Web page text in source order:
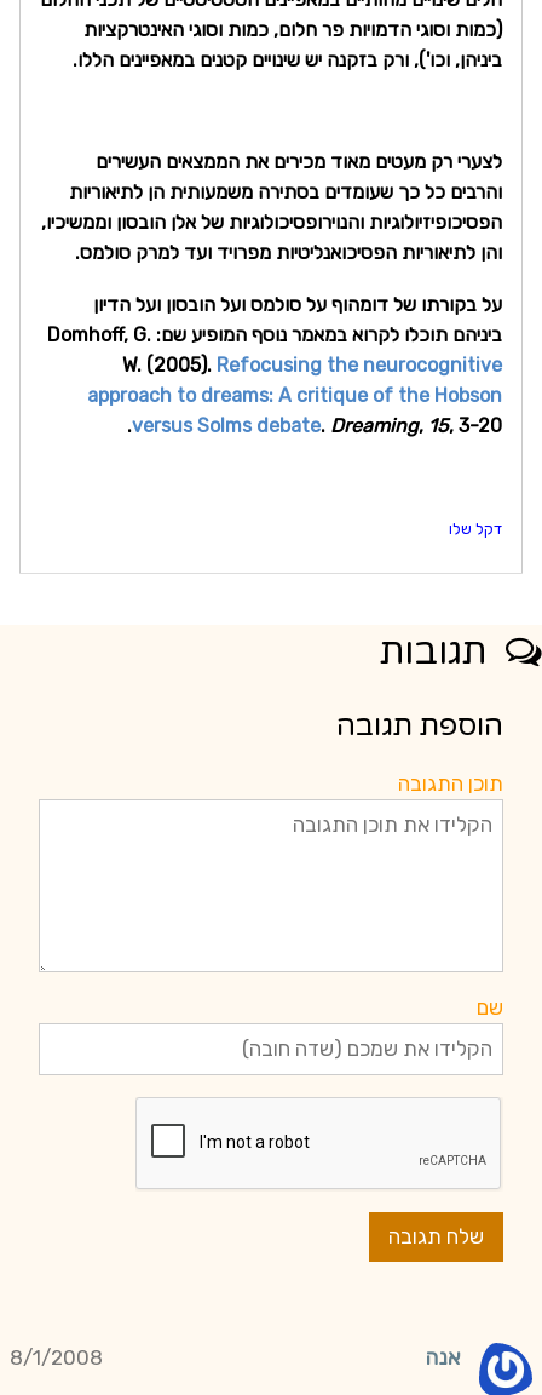
(כמות וסוגי הדמויות פר חלום, כמות וסוגי האינטרקציות
ביניהן, וכו'), ורק בזקנה יש שינויים קטנים במאפיינים הללו.
לצערי רק מעטים מאוד מכירים את הממצאים העשירים
והרבים כל כך שעומדים בסתירה משמעותית הן לתיאוריות
הפסיכופיזיולוגיות והנוירופסיכולוגיות של אלן הובסון וממשיכיו,
והן לתיאוריות הפסיכואנליטיות מפרויד ועד למרק סולמס.
על בקורתו של דומהוף על סולמס ועל הובסון ועל הדיון
ביניהם תוכלו לקרוא במאמר נוסף המופיע שם: Domhoff, G.
W. (2005). Refocusing the neurocognitive
approach to dreams: A critique of the Hobson
versus Solms debate. Dreaming, 15, 3-20.
דקל שלו
תגובות
הוספת תגובה
תוכן התגובה
שם
אנה 8/1/2008